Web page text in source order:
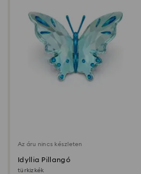
Az áru nincs készleten
Idyllia Pillangó
türkizkék